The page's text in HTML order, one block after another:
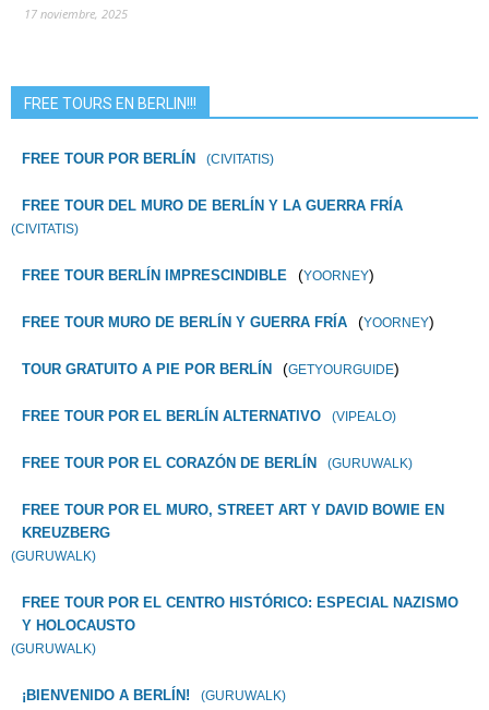
17 noviembre, 2025
FREE TOURS EN BERLIN!!!
FREE TOUR POR BERLÍN (CIVITATIS)
FREE TOUR DEL MURO DE BERLÍN Y LA GUERRA FRÍA
(CIVITATIS)
FREE TOUR BERLÍN IMPRESCINDIBLE (YOORNEY)
FREE TOUR MURO DE BERLÍN Y GUERRA FRÍA (YOORNEY)
TOUR GRATUITO A PIE POR BERLÍN (GETYOURGUIDE)
FREE TOUR POR EL BERLÍN ALTERNATIVO (VIPEALO)
FREE TOUR POR EL CORAZÓN DE BERLÍN (GURUWALK)
FREE TOUR POR EL MURO, STREET ART Y DAVID BOWIE EN
KREUZBERG
(GURUWALK)
FREE TOUR POR EL CENTRO HISTÓRICO: ESPECIAL NAZISMO
Y HOLOCAUSTO
(GURUWALK)
¡BIENVENIDO A BERLÍN! (GURUWALK)